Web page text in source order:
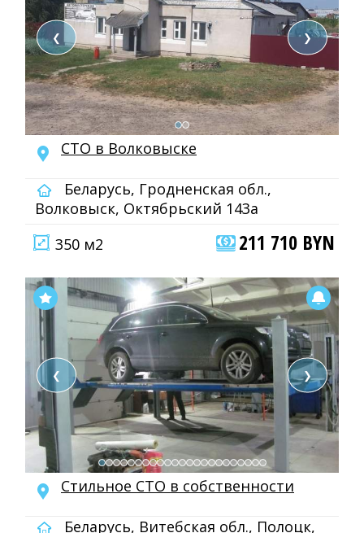
❮ ❯
СТО в Волковыске
Беларусь, Гродненская обл.,
Волковыск, Октябрьский 143а
350 м2
211 710 BYN
❮ ❯
Стильное СТО в собственности
Беларусь, Витебская обл., Полоцк,